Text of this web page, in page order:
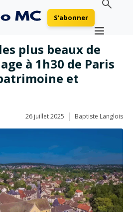
S'abonner
plus beaux de
à 1h30 de Paris
et
26 juillet 2025 Baptiste Langlois